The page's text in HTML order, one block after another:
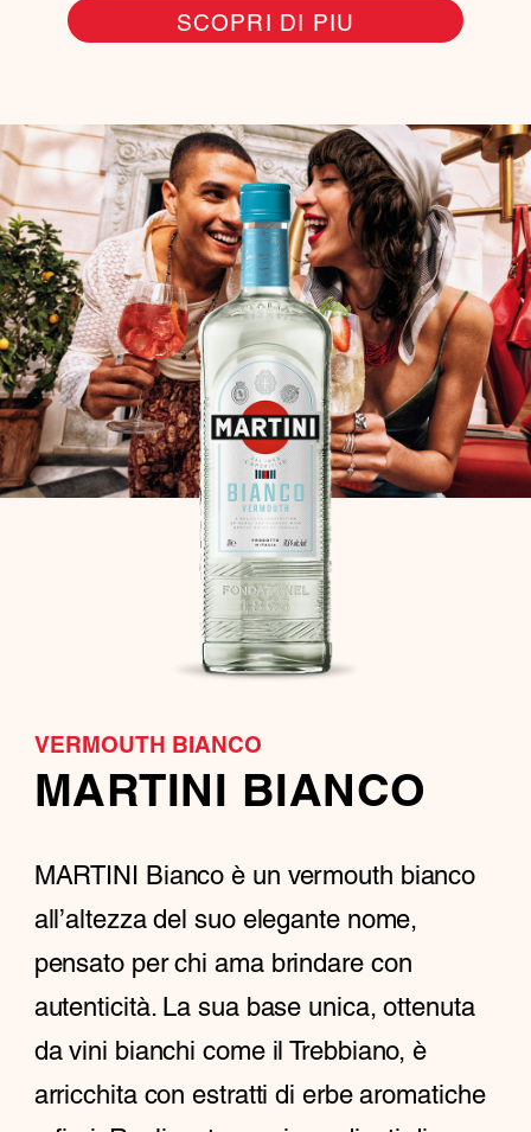
SCOPRI DI PIU
VERMOUTH BIANCO
MARTINI BIANCO
MARTINI Bianco è un vermouth bianco
all’altezza del suo elegante nome,
pensato per chi ama brindare con
autenticità. La sua base unica, ottenuta
da vini bianchi come il Trebbiano, è
arricchita con estratti di erbe aromatiche